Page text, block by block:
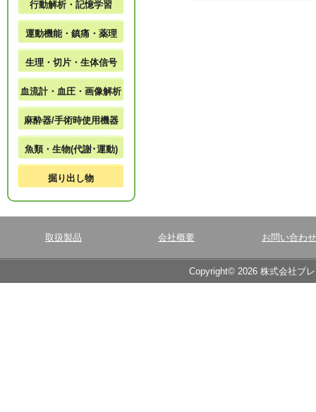
行動解析・記憶学習
運動機能・鎮痛・薬理
生理・切片・生体信号
血流計・血圧・画像解析
麻酔器/手術時使用機器
魚類・生物(代謝･運動)
掘り出し物
取扱製品 会社概要 お問い合わせ
Copyright© 2026 株式会社ブ